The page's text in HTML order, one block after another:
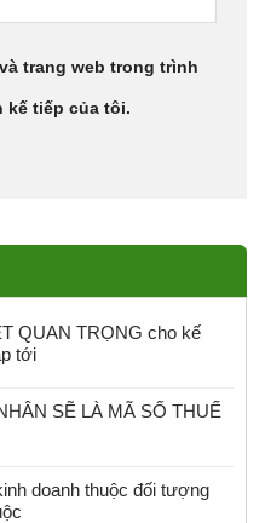
trang web trong trình
kế tiếp của tôi.
QUAN TRỌNG cho kế
tới
SẼ LÀ MÃ SỐ THUẾ
doanh thuộc đối tượng